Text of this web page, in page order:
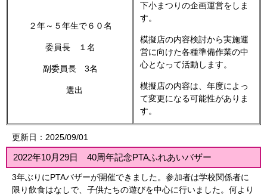
２年～５年生で６０名
委員長 １名
副委員長 3名
選出
下小まつりの企画運営をしま
す。
模擬店の内容検討から実施運
営に向けた各種準備作業の中
心となって活動します。
模擬店の内容は、年度によっ
て変更になる可能性がありま
す。
更新日：2025/09/01
2022年10月29日 40周年記念PTAふれあいバザー
3年ぶりにPTAバザーが開催できました。参加者は学校関係者に
限り飲食はなしで、子供たちの遊びを中心に行いました。何より